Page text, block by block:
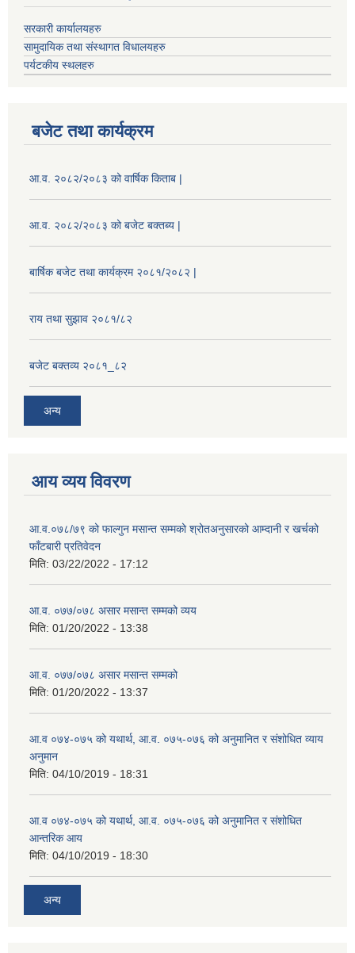
सरकारी कार्यालयहरु
सामुदायिक तथा संस्थागत विधालयहरु
पर्यटकीय स्थलहरु
बजेट तथा कार्यक्रम
आ.व. २०८२/२०८३ को वार्षिक किताब |
आ.व. २०८२/२०८३ को बजेट बक्तब्य |
बार्षिक बजेट तथा कार्यक्रम २०८१/२०८२ |
राय तथा सुझाव २०८१/८२
बजेट बक्तव्य २०८१_८२
अन्य
आय व्यय विवरण
आ.व.०७८/७९ को फाल्गुन मसान्त सम्मको श्रोतअनुसारको आम्दानी र खर्चको
फाँटबारी प्रतिवेदन
मिति: 03/22/2022 - 17:12
आ.व. ०७७/०७८ असार मसान्त सम्मको व्यय
मिति: 01/20/2022 - 13:38
आ.व. ०७७/०७८ असार मसान्त सम्मको
मिति: 01/20/2022 - 13:37
आ.व ०७४-०७५ को यथार्थ, आ.व. ०७५-०७६ को अनुमानित र संशोधित व्याय
अनुमान
मिति: 04/10/2019 - 18:31
आ.व ०७४-०७५ को यथार्थ, आ.व. ०७५-०७६ को अनुमानित र संशोधित
आन्तरिक आय
मिति: 04/10/2019 - 18:30
अन्य